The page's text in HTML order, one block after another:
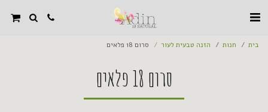
בית חנות הזנה טבעית לעור סרום 18 פלאים
סרום 18 פלאים